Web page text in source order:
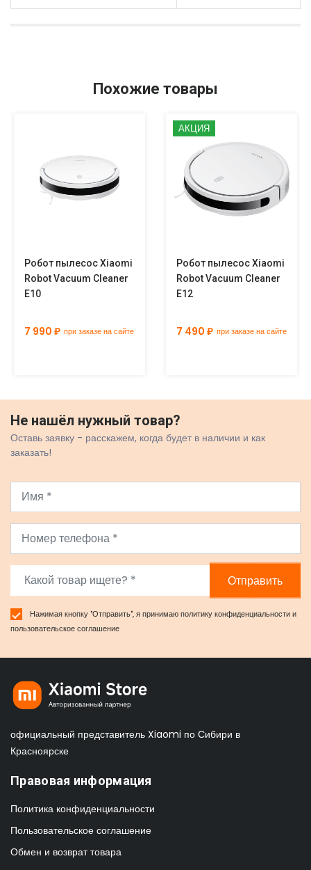
Похожие товары
Робот пылесос Xiaomi
Robot Vacuum Cleaner
E10
7 990 ₽ при заказе на сайте
АКЦИЯ
Робот пылесос Xiaomi
Robot Vacuum Cleaner
E12
7 490 ₽ при заказе на сайте
Не нашёл нужный товар?
Оставь заявку - расскажем, когда будет в наличии и как
заказать!
Отправить
Нажимая кнопку "Отправить", я принимаюполитику конфиденциальностии
пользовательское соглашение
официальный представитель Xiaomi по Сибири в
Красноярске
Правовая информация
Политика конфиденциальности
Пользовательское соглашение
Обмен и возврат товара